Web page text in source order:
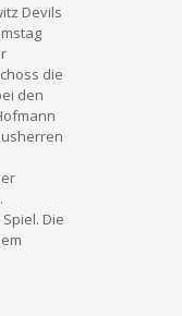
Devils
die
den
Die